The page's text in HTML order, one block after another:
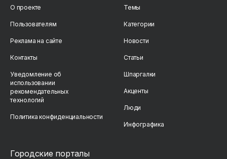
О проекте
Пользователям
Реклама на сайте
Контакты
Уведомление об
использовании
рекомендательных
технологий
Политика конфиденциальности
Темы
Категории
Новости
Статьи
Шпаргалки
Акценты
Люди
Инфографика
Городские порталы